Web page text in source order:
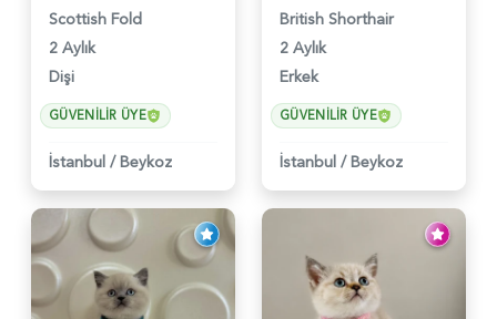
Scottish Fold
2 Aylık
Dişi
GÜVENILIR ÜYE
İstanbul / Beykoz
British Shorthair
2 Aylık
Erkek
GÜVENILIR ÜYE
İstanbul / Beykoz